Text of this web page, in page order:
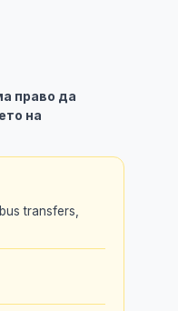
право да
на
transfers,